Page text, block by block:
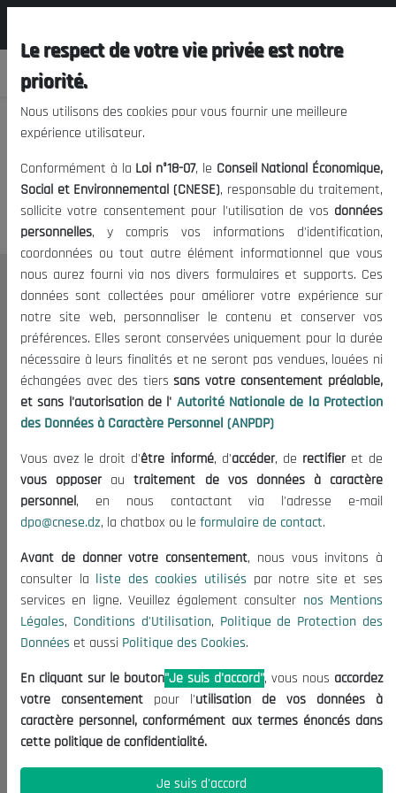
We apologize, but you cannot
access this content.
THE NESEC
About
The President
Organisation
Publications
Calls for Tenders and Consultations
Legal Notices
Terms of Use
Data Protection Policy
Cookie Policy
Contact US
(+213) 021 98 01 00|01|02
contact@cnese.dz
Suggestions or Initiatives?
Newsletter
Inscrivez-vous, soyez le premier à découvrir nos
Le respect de votre vie privée est notre
priorité.
Nous utilisons des cookies pour vous fournir une meilleure
expérience utilisateur.
Conformément à la Loi n°18-07, le Conseil National Économique,
Social et Environnemental (CNESE), responsable du traitement,
sollicite votre consentement pour l'utilisation de vos données
personnelles, y compris vos informations d'identification,
coordonnées ou tout autre élément informationnel que vous
nous aurez fourni via nos divers formulaires et supports. Ces
données sont collectées pour améliorer votre expérience sur
notre site web, personnaliser le contenu et conserver vos
préférences. Elles seront conservées uniquement pour la durée
nécessaire à leurs finalités et ne seront pas vendues, louées ni
échangées avec des tierssans votre consentement préalable,
et sans l'autorisation de l' Autorité Nationale de la Protection
des Données à Caractère Personnel (ANPDP)
Vous avez le droit d'être informé, d'accéder, de rectifieret de
vous opposerautraitement de vos données à caractère
personnel, en nous contactant via l'adresse e-mail
dpo@cnese.dz, la chatbox ou le formulaire de contact.
Avant de donner votre consentement, nous vous invitons à
consulter la liste des cookies utilisés par notre site et ses
services en ligne. Veuillez également consulter nos Mentions
Légales, Conditions d'Utilisation, Politique de Protection des
Données et aussi Politique des Cookies.
En cliquant sur le bouton"Je suis d'accord", vous nous accordez
votre consentement pour l'utilisation de vos données à
caractère personnel, conformément aux termes énoncés dans
cette politique de confidentialité.
Je suis d'accord